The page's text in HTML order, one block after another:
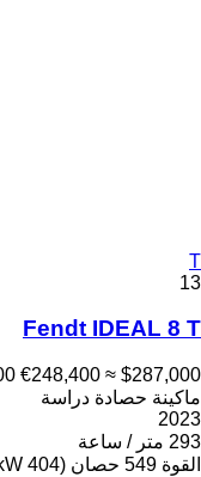
T
13
Fendt IDEAL 8 T
€248,400 ≈ $287,000
ماكينة حصادة دراسة
2023
293 متر / ساعة
القوة 549 حصان (404 kW)